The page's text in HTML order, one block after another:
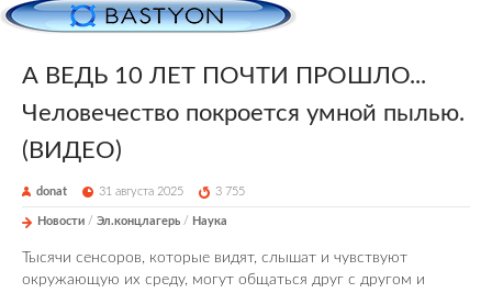
А ВЕДЬ 10 ЛЕТ ПОЧТИ ПРОШЛО...
Человечество покроется умной пылью.
(ВИДЕО)
donat 31 августа 2025 3 755
Новости / Эл.концлагерь / Наука
Тысячи сенсоров, которые видят, слышат и чувствуют
окружающую их среду, могут общаться друг с другом и